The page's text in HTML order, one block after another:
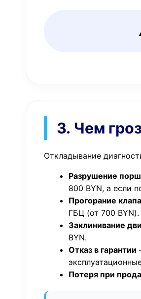
3. Чем
Откладывание
Разрушение
800 BYN, а если
Прогорание
ГБЦ (от 700 BYN).
Заклинивание
BYN.
Отказ в гарантии
Потеря при